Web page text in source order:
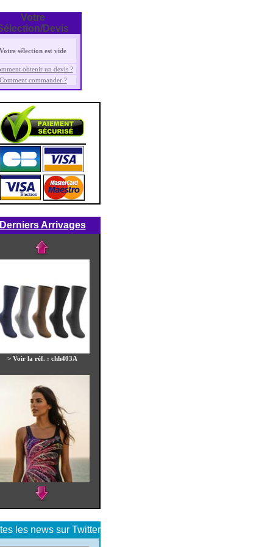
Derniers Arrivages
> Voir la réf. : e1305
> Voir la réf. : chh403A
> Voir la réf. : mb710
> Voir la réf. : chh604
> Voir la réf. : tupla40
les news sur Twitter
Votre
Devis
Votre sélection est vide
obtenir un devis ?
Comment commander ?